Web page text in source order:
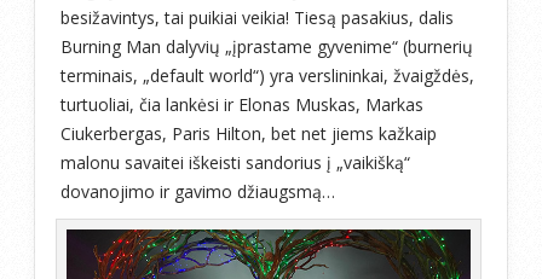
besižavintys, tai puikiai veikia! Tiesą pasakius, dalis
Burning Man dalyvių „įprastame gyvenime“ (burnerių
terminais, „default world“) yra verslininkai, žvaigždės,
turtuoliai, čia lankėsi ir Elonas Muskas, Markas
Ciukerbergas, Paris Hilton, bet net jiems kažkaip
malonu savaitei iškeisti sandorius į „vaikišką“
dovanojimo ir gavimo džiaugsmą…